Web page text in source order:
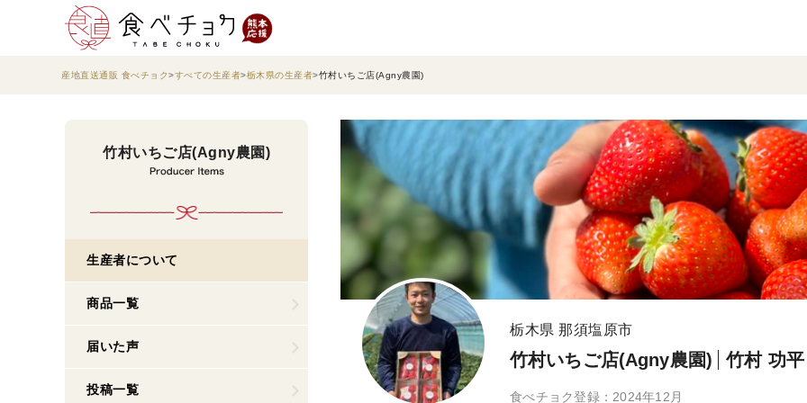
産地直送通販 食べチョク すべての生産者 栃木県の生産者 竹村いちご店(Agny農園)
栃木県 那須塩原市
竹村いちご店(Agny農園) 竹村 功平
食べチョク登録：2024年12月
竹村いちご店(Agny農園)
生産者について
商品一覧
届いた声
投稿一覧